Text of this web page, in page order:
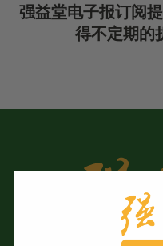
强益堂电子报订阅
得不定期的